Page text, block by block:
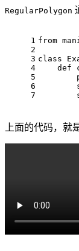
RegularPolygon
1
2
3
4
5
6
7
from
class
def
上面的代码，就